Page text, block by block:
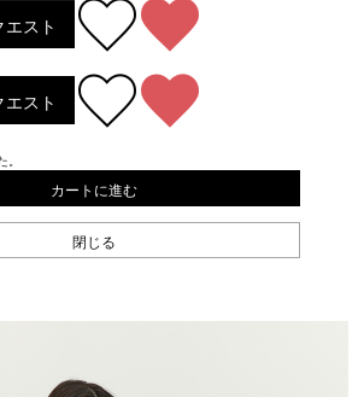
スト
スト
。
カートに進む
閉じる